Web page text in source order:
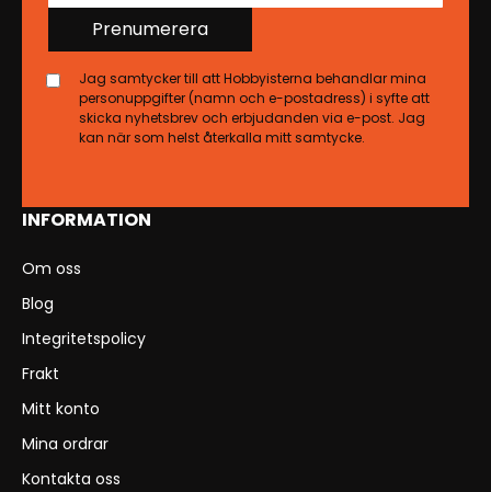
INFORMATION
Om oss
Blog
Integritetspolicy
Frakt
Mitt konto
Mina ordrar
Kontakta oss
Prenumerera
Jag samtycker till att Hobbyisterna behandlar mina
personuppgifter (namn och e-postadress) i syfte att
skicka nyhetsbrev och erbjudanden via e-post. Jag
kan när som helst återkalla mitt samtycke.